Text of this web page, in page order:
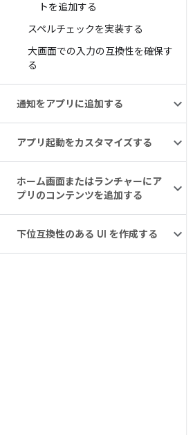
トを追加する
スペルチェックを実装する
大画面での入力の互換性を確保す
る
通知をアプリに追加する
アプリ起動をカスタマイズする
ホーム画面またはランチャーにア
プリのコンテンツを追加する
下位互換性のある UI を作成する